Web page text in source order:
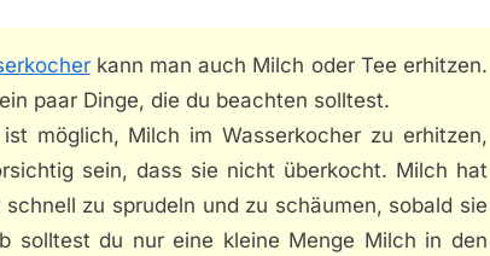
kann man auch Milch oder Tee erhitzen.
paar Dinge, die du beachten solltest.
möglich, Milch im Wasserkocher zu erhitzen,
sein, dass sie nicht überkocht. Milch hat
schnell zu sprudeln und zu schäumen, sobald sie
solltest du nur eine kleine Menge Milch in den